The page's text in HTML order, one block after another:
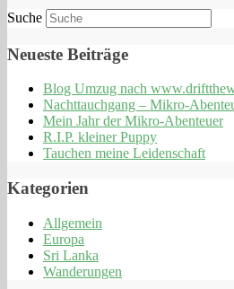
Suche
Neueste Beiträge
Blog Umzug nach
Nachttauchgang – Mikro-
Mein Jahr der Mikro-Abenteuer
R.I.P. kleiner Puppy
Tauchen meine Leidenschaft
Kategorien
Allgemein
Europa
Sri Lanka
Wanderungen